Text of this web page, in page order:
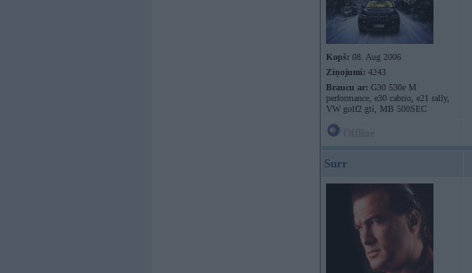
Kopš: 08. Aug 2006
Ziņojumi: 4243
Braucu ar: G30 530e M
performance, e30 cabrio, e21 rally,
VW golf2 gti, MB 500SEC
Surr